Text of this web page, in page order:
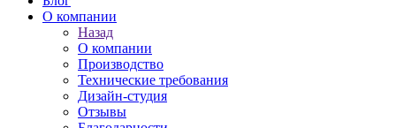
О компании
Назад
О компании
Производство
Технические требования
Дизайн-студия
Отзывы